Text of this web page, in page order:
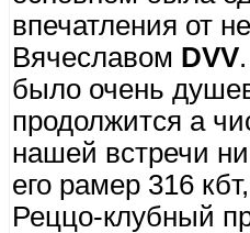
впечатления от
Вячеславом DVV
было очень
продолжится а
нашей встречи
его рамер 316
Реццо-клубный